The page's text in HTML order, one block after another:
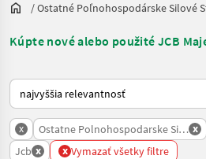
/Ostatné Poľnohospodárske Silové
Kúpte nové alebo použité JCB
Takto sa vykonáva triedenie na
x Ostatne Polnohospodarske Silove
x
Jcb x x Vymazať všetky filtre